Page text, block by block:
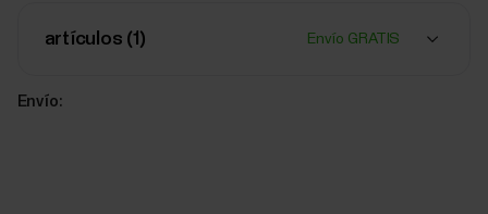
artículos (1 ) Envío GRATIS
Envío: